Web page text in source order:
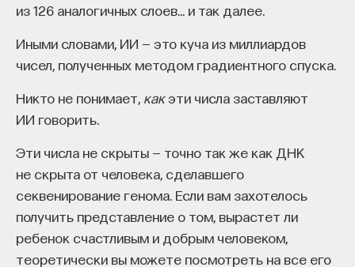
из 126 аналогичных слоев… и так далее.
Иными словами, ИИ — это куча из миллиардов
чисел, полученных методом градиентного спуска.
Никто не понимает, какэти числа заставляют
ИИ говорить.
Эти числа не скрыты — точно так же как ДНК
не скрыта от человека, сделавшего
секвенирование генома. Если вам захотелось
получить представление о том, вырастет ли
ребенок счастливым и добрым человеком,
теоретически вы можете посмотреть на все его